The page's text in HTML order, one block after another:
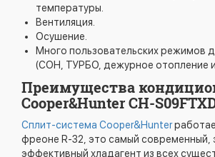
температуры.
Вентиляция.
Осушение.
Много пользовательских режимов
(СОН, ТУРБО, дежурное отопление и
Преимущества
Cooper&Hunter CH-
Сплит-система Cooper&Hunter
фреоне R-32, это самый современный,
эффективный хладагент из всех